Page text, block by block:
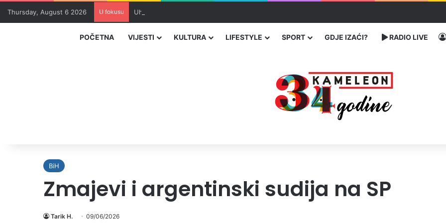
Thursday, August 6 2026 U fokusu Uhapšeni organizatori krijumčarenja migranata preko BiH i Balkana
POČETNA VIJESTI KULTURA LIFESTYLE SPORT GDJE IZAĆI? RADIO LIVE
BiH
Zmajevi i argentinski sudija na SP
Tarik H. 09/06/2026